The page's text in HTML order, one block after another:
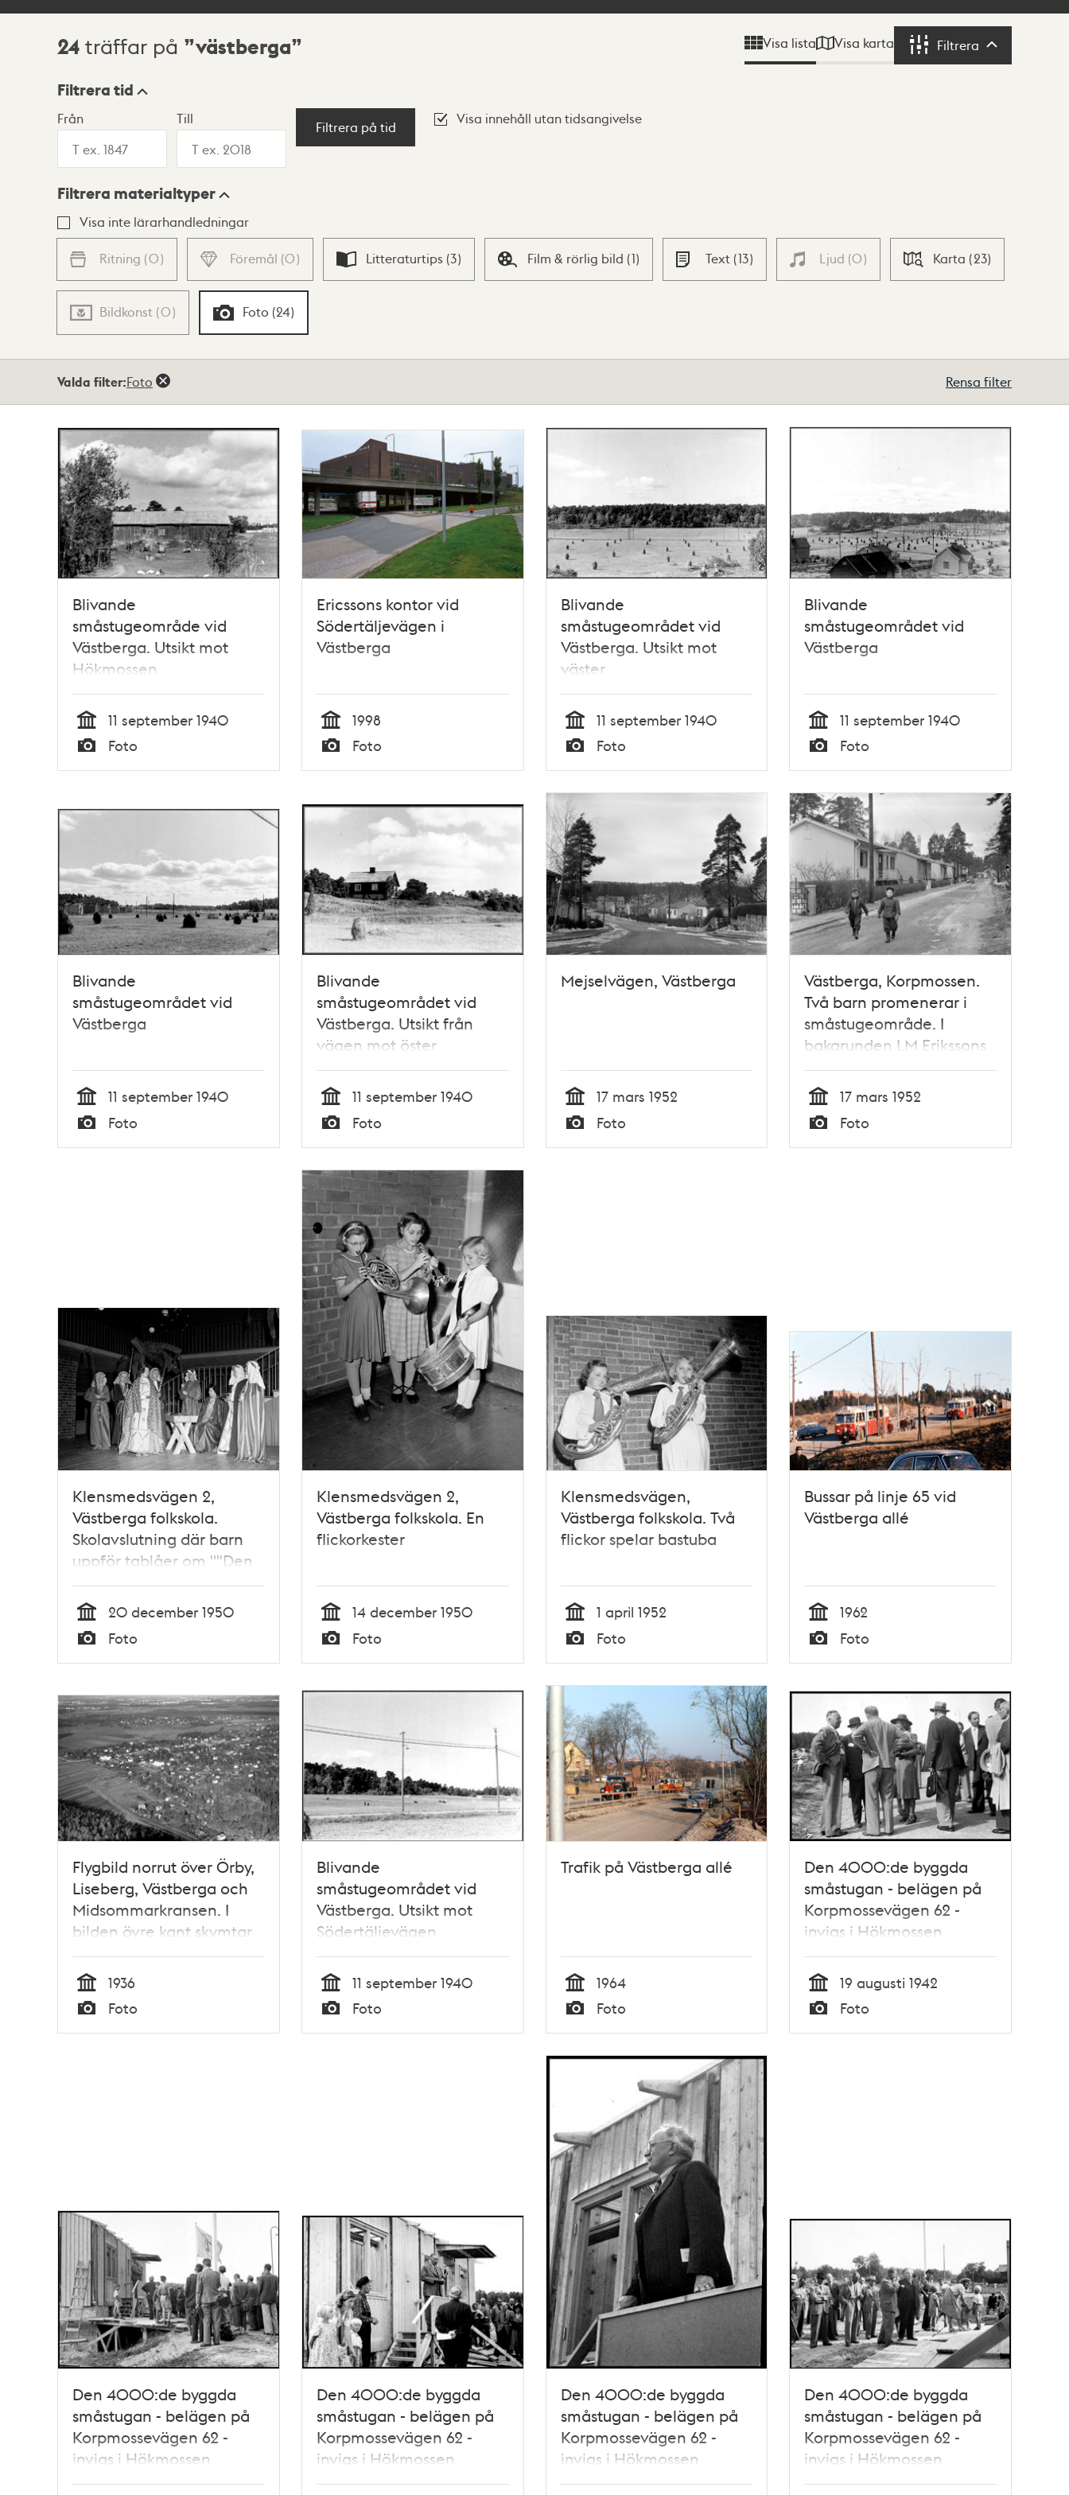
Sökresultat
24 träffar på västberga Visa lista Visa karta Filtrera Filtrera
Visningsläge
Lista Karta
Filtrera tid
Från Till
Filtrera på tid
Visa innehåll utan tidsangivelse
Filtrera materialtyper
Visa inte lärarhandledningar
Ritning (0) Föremål (0) Litteraturtips (3) Film & rörlig bild (1) Text (13) Ljud (0) Karta (23)
Bildkonst (0) Foto (24)
Valda filter:Foto Rensa filter
Blivande
småstugeområde vid
Västberga. Utsikt mot
Hökmossen
Tid
11 september 1940
Typ
Foto
Ericssons kontor vid
Södertäljevägen i
Västberga
Tid
1998
Typ
Foto
Blivande
småstugeområdet vid
Västberga. Utsikt mot
väster
Tid
11 september 1940
Typ
Foto
Blivande
småstugeområdet vid
Västberga
Tid
11 september 1940
Typ
Foto
Blivande
småstugeområdet vid
Västberga
Tid
11 september 1940
Typ
Foto
Blivande
småstugeområdet vid
Västberga. Utsikt från
vägen mot öster
Tid
11 september 1940
Typ
Foto
Mejselvägen, Västberga
Tid
17 mars 1952
Typ
Foto
Västberga, Korpmossen.
Två barn promenerar i
småstugeområde. I
bakgrunden LM Erikssons
torn
Tid
17 mars 1952
Typ
Foto
Klensmedsvägen 2,
Västberga folkskola.
Skolavslutning där barn
uppför tablåer om ""Den
heliga natten"". Herdarna
och de vise männen står
inför Maria och Josef
Tid
20 december 1950
Typ
Foto
Klensmedsvägen 2,
Västberga folkskola. En
flickorkester
Tid
14 december 1950
Typ
Foto
Klensmedsvägen,
Västberga folkskola. Två
flickor spelar bastuba
Tid
1 april 1952
Typ
Foto
Bussar på linje 65 vid
Västberga allé
Tid
1962
Typ
Foto
Flygbild norrut över Örby,
Liseberg, Västberga och
Midsommarkransen. I
bilden övre kant skymtar
Liljeholmen och
Södermalm med bland
annat Årstabron.
Huddingevägen syns
diagonalt genom bilden
Tid
1936
Typ
Foto
Blivande
småstugeområdet vid
Västberga. Utsikt mot
Södertäljevägen
Tid
11 september 1940
Typ
Foto
Trafik på Västberga allé
Tid
1964
Typ
Foto
Den 4000:de byggda
småstugan - belägen på
Korpmossevägen 62 -
invigs i Hökmossen
småstugeområde
Tid
19 augusti 1942
Typ
Foto
Den 4000:de byggda
småstugan - belägen på
Korpmossevägen 62 -
invigs i Hökmossen
småstugeområde
Den 4000:de byggda
småstugan - belägen på
Korpmossevägen 62 -
invigs i Hökmossen
småstugeområde
Den 4000:de byggda
småstugan - belägen på
Korpmossevägen 62 -
invigs i Hökmossen
småstugeområde
Den 4000:de byggda
småstugan - belägen på
Korpmossevägen 62 -
invigs i Hökmossen
småstugeområde